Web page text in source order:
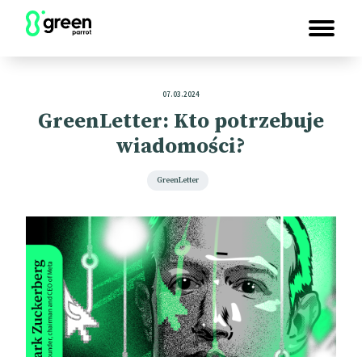
07.03.2024
GreenLetter: Kto potrzebuje
wiadomości?
GreenLetter